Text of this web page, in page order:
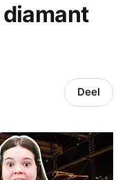
diamant
Deel